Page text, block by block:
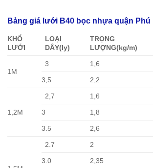
Bảng giá lưới B40 bọc nhựa quận Phú
KHỔ
LƯỚI
LOẠI
DÂY(ly)
TRỌNG
LƯỢNG(kg/m)
1M
3 1,6
3,5 2,2
1,2M
2,7 1,6
3 1,8
3.5 2,6
2.7 2
3.0 2,35